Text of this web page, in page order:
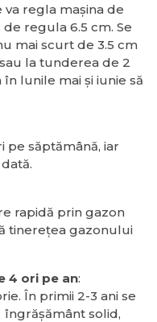
regla mașina de
regula 6.5 cm. Se
mai scurt de 3.5 cm
la tunderea de 2
lunile mai și iunie să
pe săptămână, iar
rapidă prin gazon
tinerețea gazonului
4 ori pe an:
În primii 2-3 ani se
solid,